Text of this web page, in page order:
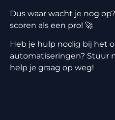
Dus waar wacht je nog
scoren als een pro! 🚀
Heb je hulp nodig bij het
automatiseringen? Stuur
help je graag op weg!